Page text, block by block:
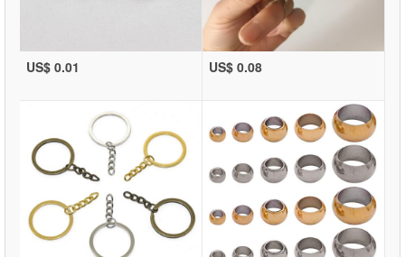
US$ 0.01 US$ 0.08